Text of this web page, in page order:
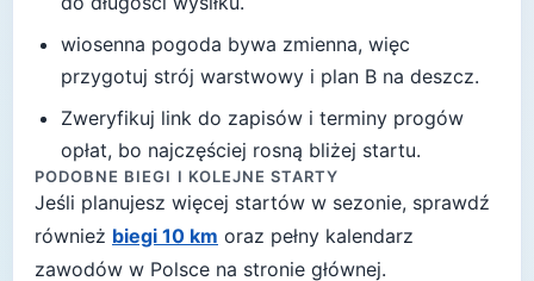
wiosenna pogoda bywa zmienna, więc
przygotuj strój warstwowy i plan B na deszcz.
Zweryfikuj link do zapisów i terminy progów
opłat, bo najczęściej rosną bliżej startu.
PODOBNE BIEGI I KOLEJNE STARTY
Jeśli planujesz więcej startów w sezonie, sprawdź
również biegi 10 km oraz pełny kalendarz
zawodów w Polsce na stronie głównej.